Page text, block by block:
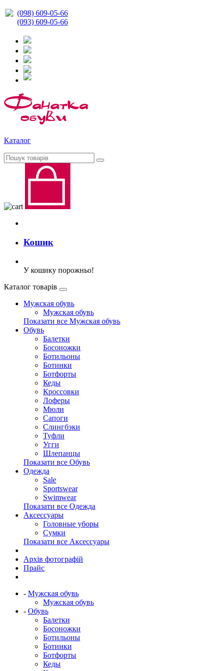
(098) 609-05-66
(093) 609-05-66
Каталог
Кошик
У кошику порожньо!
Каталог товарів
Мужская обувь
Мужская обувь
Показати все Мужская обувь
Обувь
Балетки
Босоножки
Ботильоны
Ботинки
Ботфорты
Кеды
Кроссовки
Лоферы
Мюли
Сапоги
Слингбэки
Туфли
Угги
Шлепанцы
Показати все Обувь
Одежда
Sale
Sportswear
Swimwear
Показати все Одежда
Аксессуары
Головные уборы
Сумки
Показати все Аксессуары
Архів фотографій
Прайс
- Мужская обувь
Мужская обувь
- Обувь
Балетки
Босоножки
Ботильоны
Ботинки
Ботфорты
Кеды